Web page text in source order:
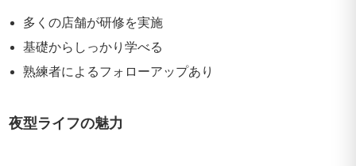
多くの店舗が研修を実施
基礎からしっかり学べる
熟練者によるフォローアップあり
夜型ライフの魅力